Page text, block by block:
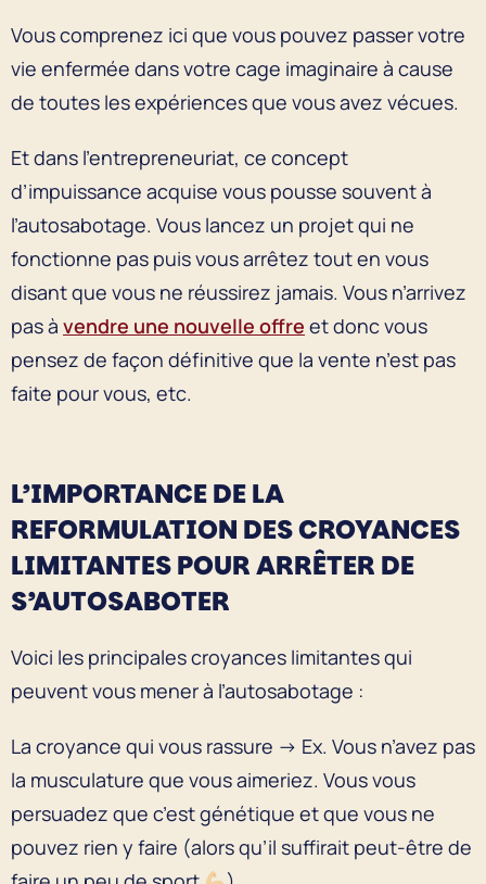
Vous comprenez ici que vous pouvez passer votre
vie enfermée dans votre cage imaginaire à cause
de toutes les expériences que vous avez vécues.
Et dans l’entrepreneuriat, ce concept
d’impuissance acquise vous pousse souvent à
l’autosabotage. Vous lancez un projet qui ne
fonctionne pas puis vous arrêtez tout en vous
disant que vous ne réussirez jamais. Vous n’arrivez
pas à vendre une nouvelle offre et donc vous
pensez de façon définitive que la vente n’est pas
faite pour vous, etc.
L’IMPORTANCE DE LA
REFORMULATION DES CROYANCES
LIMITANTES POUR ARRÊTER DE
S’AUTOSABOTER
Voici les principales croyances limitantes qui
peuvent vous mener à l’autosabotage :
La croyance qui vous rassure → Ex. Vous n’avez pas
la musculature que vous aimeriez. Vous vous
persuadez que c’est génétique et que vous ne
pouvez rien y faire (alors qu’il suffirait peut-être de